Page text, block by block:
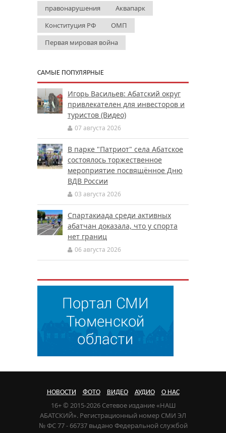
правонарушения
Аквапарк
Конституция РФ
ОМП
Первая мировая война
САМЫЕ ПОПУЛЯРНЫЕ
Игорь Васильев: Абатский округ
привлекателен для инвесторов и
туристов (Видео)
07 августа 2026
В парке "Патриот" села Абатское
состоялось торжественное
мероприятие посвящённое Дню
ВДВ России
03 августа 2026
Спартакиада среди активных
абатчан доказала, что у спорта
нет границ
06 августа 2026
НОВОСТИ ФОТО ВИДЕО АУДИО О НАС
16+ © 2015-2026 Сетевое издание «НАШ
АБАТСКИЙ». Регистрационный номер СМИ ЭЛ
№ ФС 77 - 66737 выдано Федеральной службой